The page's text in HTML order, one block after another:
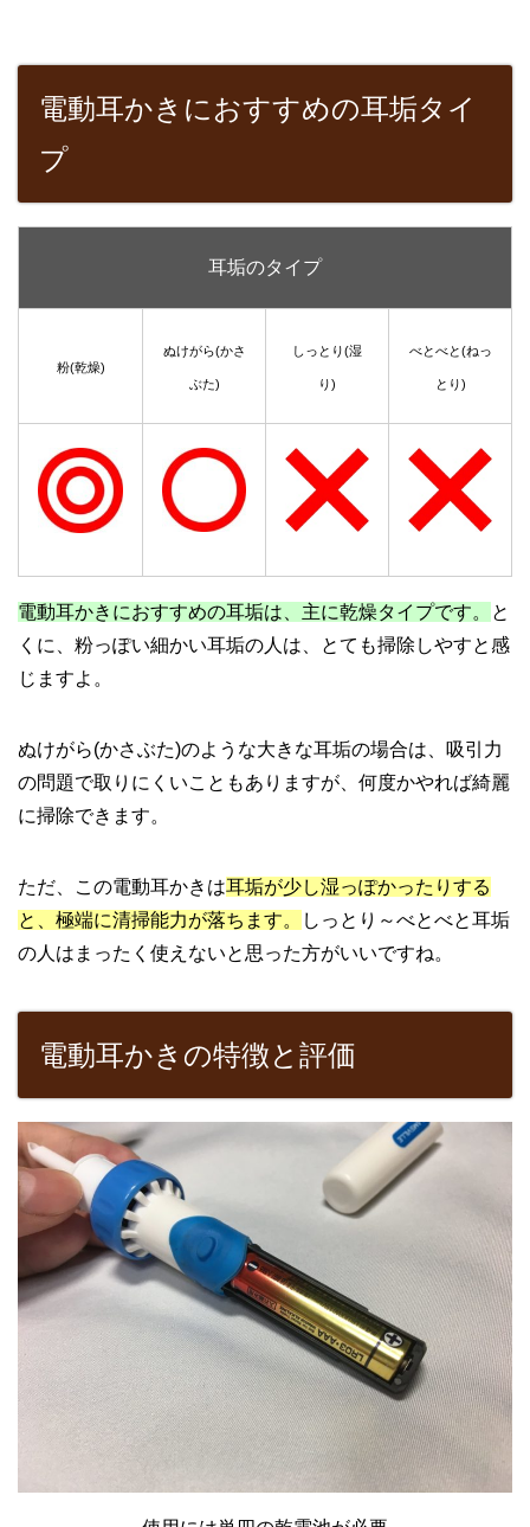
電動耳かきにおすすめの耳垢タイ
プ
耳垢のタイプ
粉(乾燥)
ぬけがら(かさ
ぶた)
しっとり(湿
り)
べとべと(ねっ
とり)
電動耳かきにおすすめの耳垢は、主に乾燥タイプです。
と
くに、粉っぽい細かい耳垢の人は、とても掃除しやすと感
じますよ。
ぬけがら(かさぶた)のような大きな耳垢の場合は、吸引力
の問題で取りにくいこともありますが、何度かやれば綺麗
に掃除できます。
ただ、この電動耳かきは耳垢が少し湿っぽかったりする
と、極端に清掃能力が落ちます。
しっとり～べとべと耳垢
の人はまったく使えないと思った方がいいですね。
電動耳かきの特徴と評価